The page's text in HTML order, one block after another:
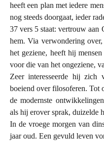
heeft een plan met iedere
nog steeds doorgaat, ieder
37 vers 5 staat: vertrouw aan
hem. Via verwondering
het geziene, heeft hij
voor die van het ongeziene,
Zeer interesseerde hij zich
boeiend over filosoferen. Tot
de modernste
als hij erover sprak, duizelde
In de vroege morgen van
jaar oud. Een gevuld leven